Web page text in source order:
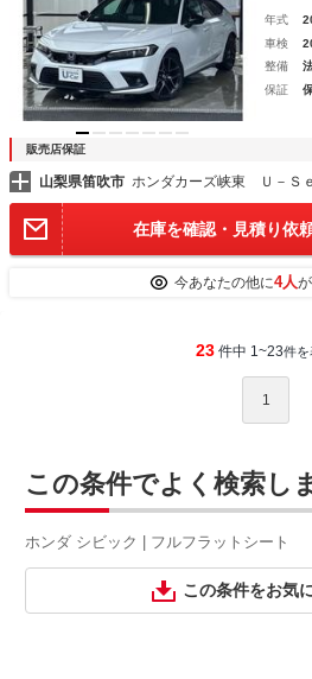
年式
車検
整備
保証
販売店保証
山梨県笛吹市 ホンダカーズ峡東 Ｕ－Ｓ
在庫を確認・見積り依
今あなたの他に4人
23 件中 1~23件を
1
この条件でよく検索し
ホンダ シビック | フルフラットシート
この条件をお気